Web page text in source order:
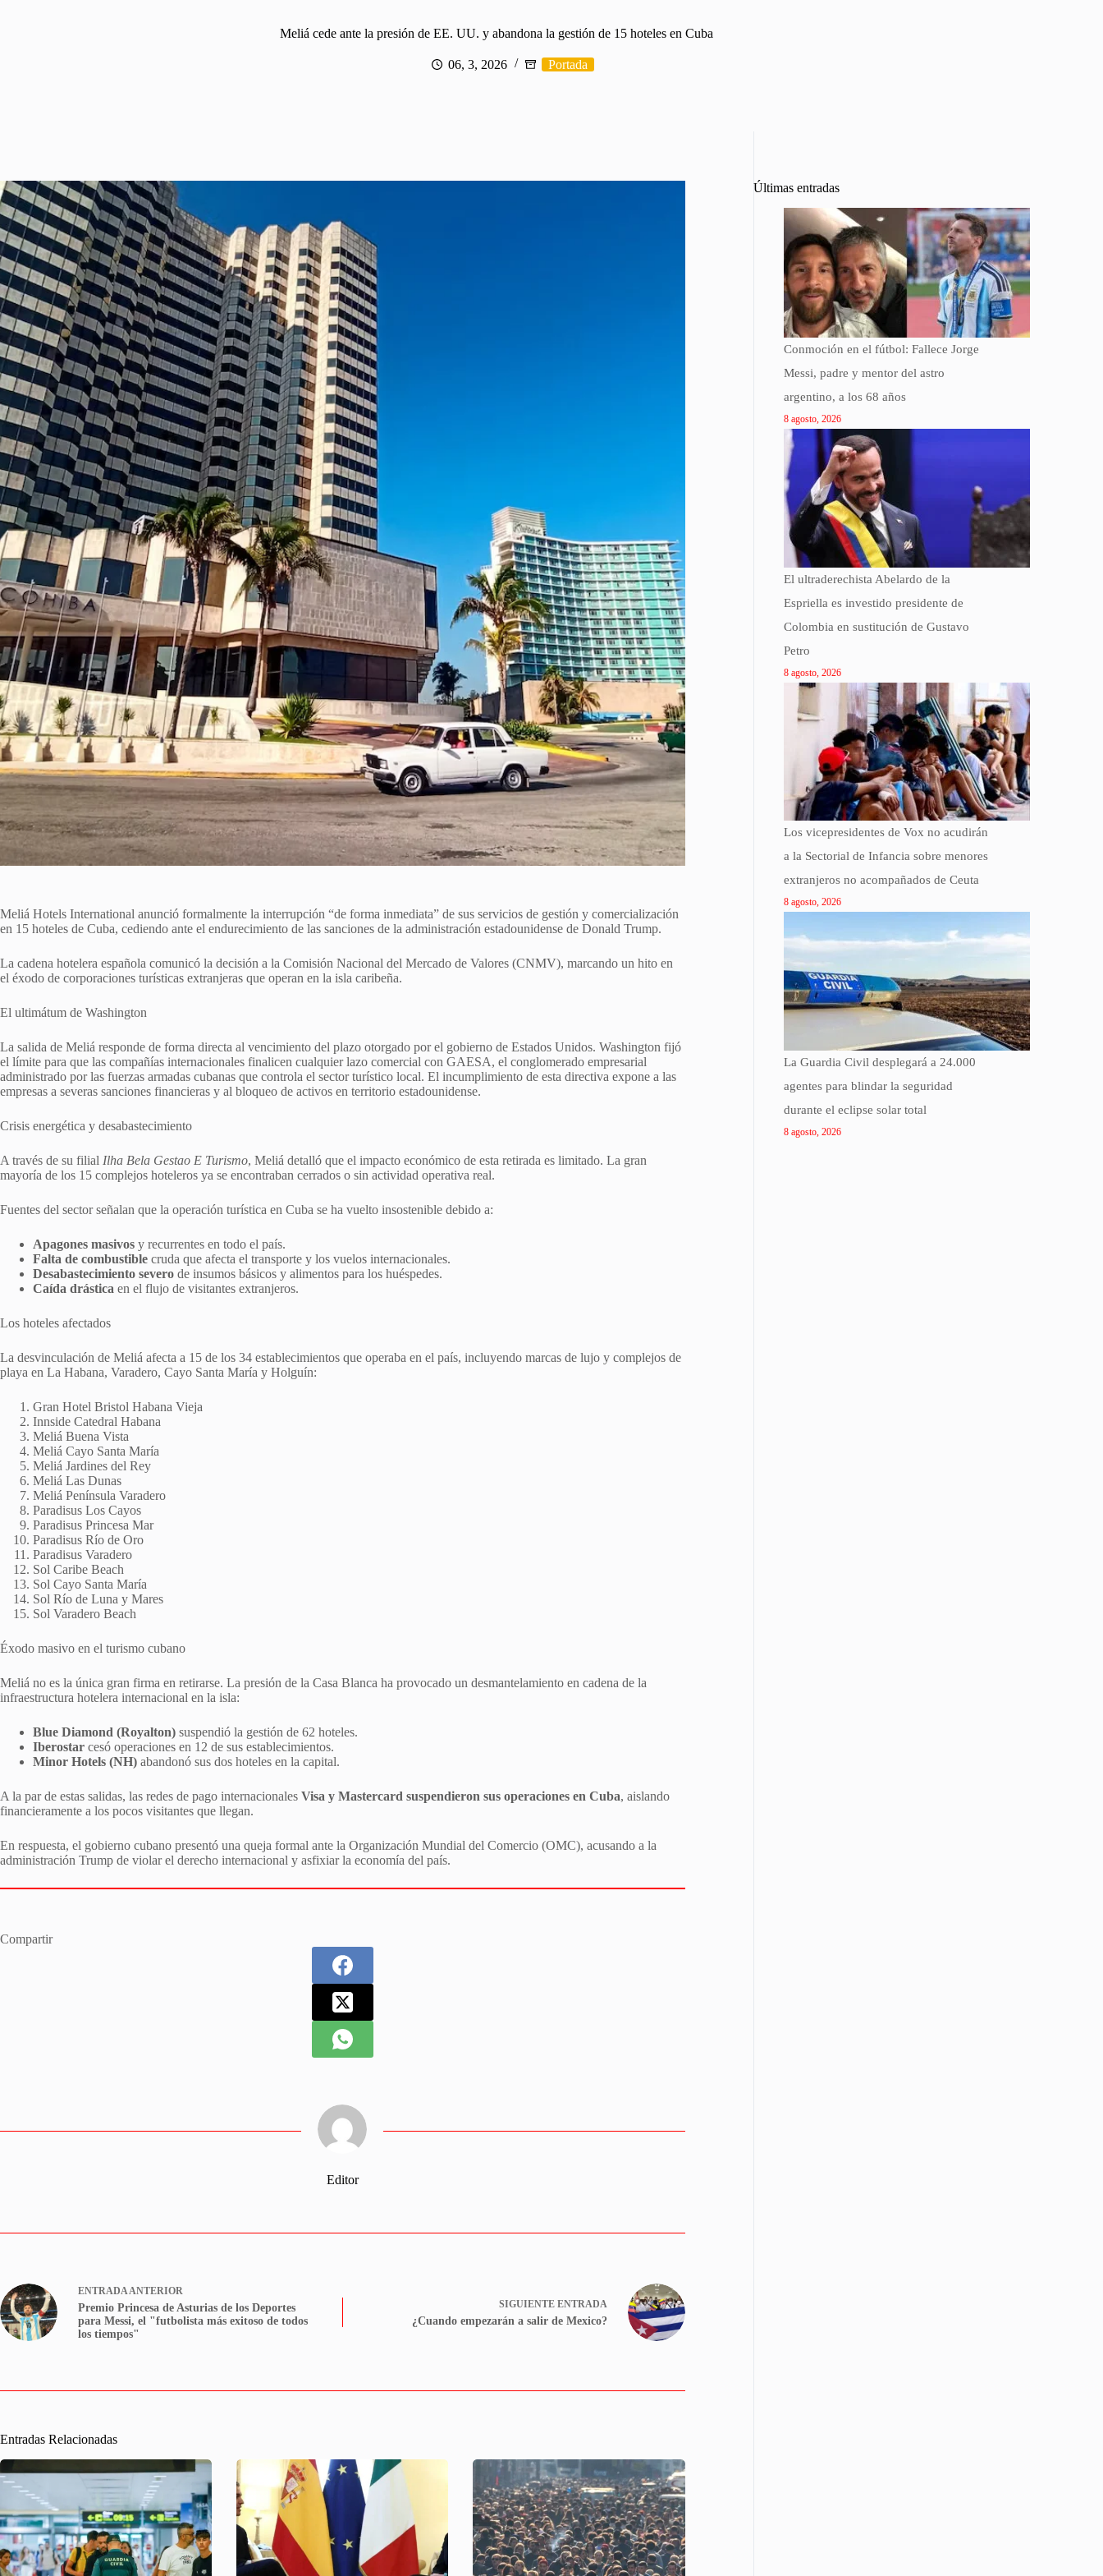
Meliá cede ante la presión de EE. UU. y abandona la gestión de 15 hoteles en Cuba
06, 3, 2026 Portada
Meliá Hotels International anunció formalmente la interrupción “de forma inmediata” de sus servicios de gestión y comercialización
en 15 hoteles de Cuba, cediendo ante el endurecimiento de las sanciones de la administración estadounidense de Donald Trump.
La cadena hotelera española comunicó la decisión a la Comisión Nacional del Mercado de Valores (CNMV), marcando un hito en
el éxodo de corporaciones turísticas extranjeras que operan en la isla caribeña.
El ultimátum de Washington
La salida de Meliá responde de forma directa al vencimiento del plazo otorgado por el gobierno de Estados Unidos. Washington fijó
el límite para que las compañías internacionales finalicen cualquier lazo comercial con GAESA, el conglomerado empresarial
administrado por las fuerzas armadas cubanas que controla el sector turístico local. El incumplimiento de esta directiva expone a las
empresas a severas sanciones financieras y al bloqueo de activos en territorio estadounidense.
Crisis energética y desabastecimiento
A través de su filial Ilha Bela Gestao E Turismo, Meliá detalló que el impacto económico de esta retirada es limitado. La gran
mayoría de los 15 complejos hoteleros ya se encontraban cerrados o sin actividad operativa real.
Fuentes del sector señalan que la operación turística en Cuba se ha vuelto insostenible debido a:
Apagones masivos y recurrentes en todo el país.
Falta de combustible cruda que afecta el transporte y los vuelos internacionales.
Desabastecimiento severo de insumos básicos y alimentos para los huéspedes.
Caída drástica en el flujo de visitantes extranjeros.
Los hoteles afectados
La desvinculación de Meliá afecta a 15 de los 34 establecimientos que operaba en el país, incluyendo marcas de lujo y complejos de
playa en La Habana, Varadero, Cayo Santa María y Holguín:
Gran Hotel Bristol Habana Vieja
Innside Catedral Habana
Meliá Buena Vista
Meliá Cayo Santa María
Meliá Jardines del Rey
Meliá Las Dunas
Meliá Península Varadero
Paradisus Los Cayos
Paradisus Princesa Mar
Paradisus Río de Oro
Paradisus Varadero
Sol Caribe Beach
Sol Cayo Santa María
Sol Río de Luna y Mares
Sol Varadero Beach
Éxodo masivo en el turismo cubano
Meliá no es la única gran firma en retirarse. La presión de la Casa Blanca ha provocado un desmantelamiento en cadena de la
infraestructura hotelera internacional en la isla:
Blue Diamond (Royalton) suspendió la gestión de 62 hoteles.
Iberostar cesó operaciones en 12 de sus establecimientos.
Minor Hotels (NH) abandonó sus dos hoteles en la capital.
A la par de estas salidas, las redes de pago internacionales Visa y Mastercard suspendieron sus operaciones en Cuba, aislando
financieramente a los pocos visitantes que llegan.
En respuesta, el gobierno cubano presentó una queja formal ante la Organización Mundial del Comercio (OMC), acusando a la
administración Trump de violar el derecho internacional y asfixiar la economía del país.
Compartir
Editor
ENTRADAANTERIOR
Premio Princesa de Asturias de los Deportes
para Messi, el "futbolista más exitoso de todos
los tiempos"
SIGUIENTE ENTRADA
¿Cuando empezarán a salir de Mexico?
Entradas Relacionadas
Últimas entradas
Conmoción en el fútbol: Fallece Jorge
Messi, padre y mentor del astro
argentino, a los 68 años
8 agosto, 2026
El ultraderechista Abelardo de la
Espriella es investido presidente de
Colombia en sustitución de Gustavo
Petro
8 agosto, 2026
Los vicepresidentes de Vox no acudirán
a la Sectorial de Infancia sobre menores
extranjeros no acompañados de Ceuta
8 agosto, 2026
La Guardia Civil desplegará a 24.000
agentes para blindar la seguridad
durante el eclipse solar total
8 agosto, 2026